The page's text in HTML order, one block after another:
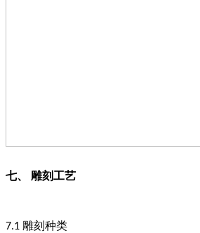
七、 雕刻工艺
7.1 雕刻种类